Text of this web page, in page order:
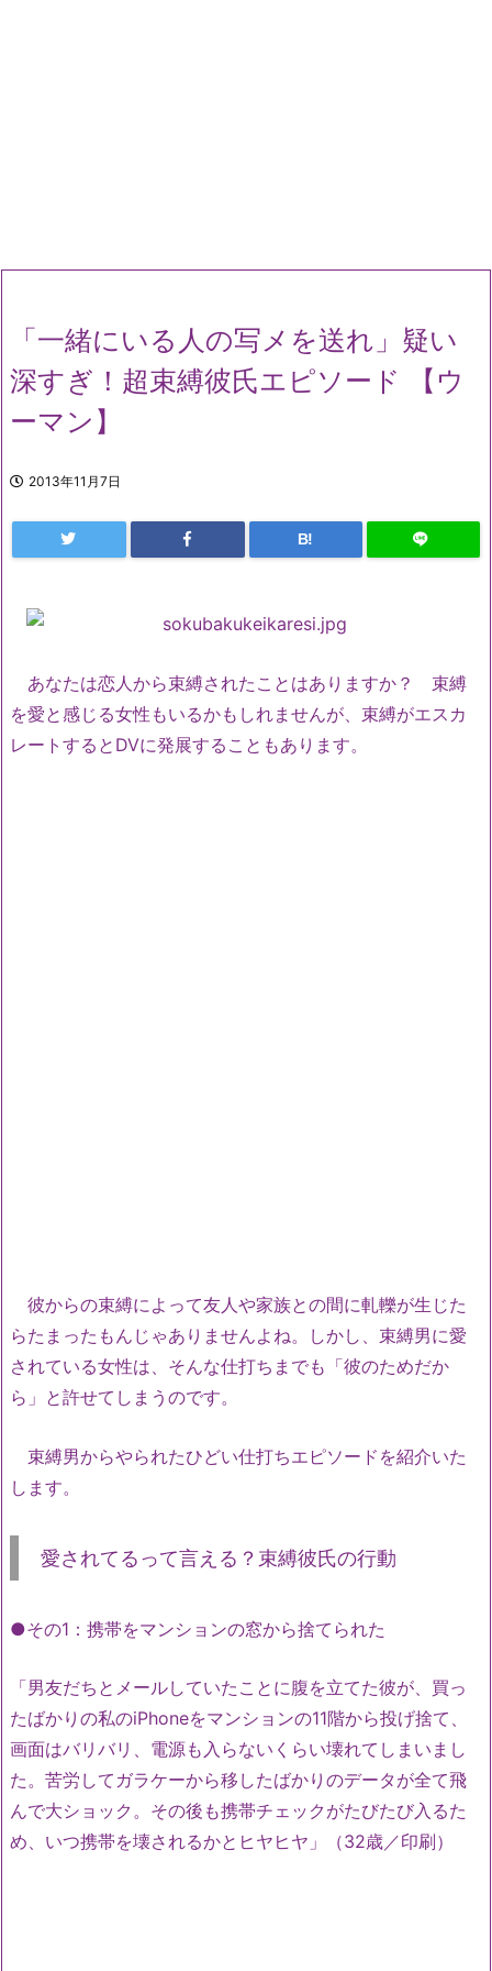
「一緒にいる人の写メを送れ」疑い
深すぎ！超束縛彼氏エピソード 【ウ
ーマン】
2013年11月7日
B!
あなたは恋人から束縛されたことはありますか？ 束縛
を愛と感じる女性もいるかもしれませんが、束縛がエスカ
レートするとDVに発展することもあります。
彼からの束縛によって友人や家族との間に軋轢が生じた
らたまったもんじゃありませんよね。しかし、束縛男に愛
されている女性は、そんな仕打ちまでも「彼のためだか
ら」と許せてしまうのです。
束縛男からやられたひどい仕打ちエピソードを紹介いた
します。
愛されてるって言える？束縛彼氏の行動
●その1：携帯をマンションの窓から捨てられた
「男友だちとメールしていたことに腹を立てた彼が、買っ
たばかりの私のiPhoneをマンションの11階から投げ捨て、
画面はバリバリ、電源も入らないくらい壊れてしまいまし
た。苦労してガラケーから移したばかりのデータが全て飛
んで大ショック。その後も携帯チェックがたびたび入るた
め、いつ携帯を壊されるかとヒヤヒヤ」（32歳／印刷）